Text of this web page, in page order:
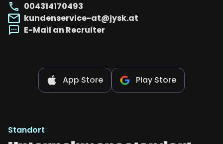
004314170493
kundenservice-at@jysk.at
E-Mail an Recruiter
App Store Play Store
Standort